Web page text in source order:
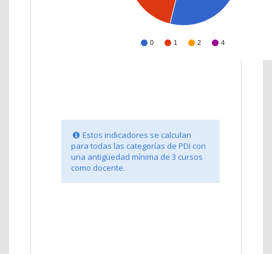
0 1 2 4
Estos indicadores se calculan
para todas las categorías de PDI con
una antigüedad mínima de 3 cursos
como docente.